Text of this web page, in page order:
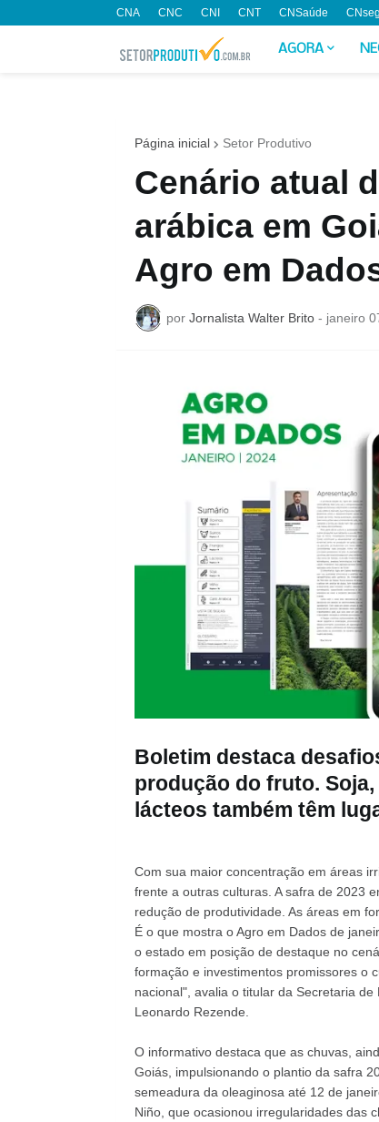
CNA CNC CNI CNT CNSaúde CNseg
AGORA
Página inicial Setor Produtivo
Cenário atual
arábica em
Agro em
por Jornalista Walter Brito - janeiro
Boletim destaca
produção do fruto.
lácteos também têm
Com sua maior concentração em áreas
frente a outras culturas. A safra de 2023
redução de produtividade. As áreas em
É o que mostra o Agro em Dados de
o estado em posição de destaque no
formação e investimentos promissores o
nacional", avalia o titular da Secretaria
Leonardo Rezende.
O informativo destaca que as chuvas,
Goiás, impulsionando o plantio da safra
semeadura da oleaginosa até 12 de
Niño, que ocasionou irregularidades das